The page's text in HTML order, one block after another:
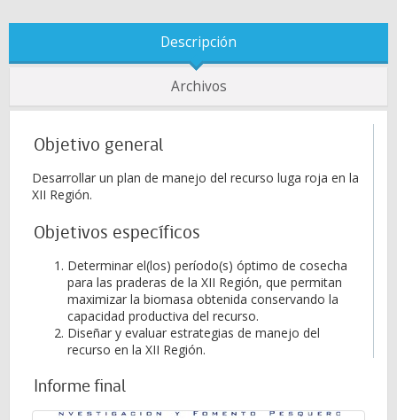
Descripción
Archivos
Objetivo general
Desarrollar un plan de manejo del recurso luga roja en la
XII Región.
Objetivos específicos
Determinar el(los) período(s) óptimo de cosecha
para las praderas de la XII Región, que permitan
maximizar la biomasa obtenida conservando la
capacidad productiva del recurso.
Diseñar y evaluar estrategias de manejo del
recurso en la XII Región.
Informe final